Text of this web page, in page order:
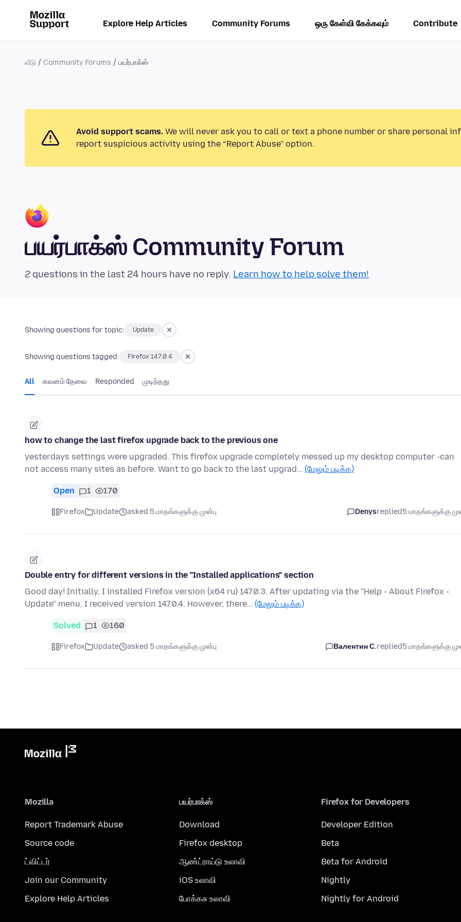
Explore Help Articles Community Forums ஒரு கேள்வி கேக்கவும் Contribute
வீடு Community Forums பயர்பாக்ஸ்
Avoid support scams. We will never ask you to call or text a phone number or share personal
report suspicious activity using the “Report Abuse” option.
பயர்பாக்ஸ் Community Forum
2 questions in the last 24 hours have no reply. Learn how to help solve them!
Showing questions for topic: Update
Showing questions tagged: Firefox 147.0.4
All கவனம் தேவை Responded முடிந்தது
how to change the last firefox upgrade back to the previous one
yesterdays settings were upgraded. This firefox upgrade completely messed up my desktop computer -can
not access many sites as before. Want to go back to the last upgrad… (மேலும் படிக்க)
Open 1 170
Firefox Update asked 5 மாதங்களுக்கு முன்பு Denysreplied5 மாதங்களுக்கு
Double entry for different versions in the "Installed applications" section
Good day! Initially, I installed Firefox version (x64 ru) 147.0.3. After updating via the "Help - About Firefox -
Update" menu, I received version 147.0.4. However, there… (மேலும் படிக்க)
Solved 1 160
Firefox Update asked 5 மாதங்களுக்கு முன்பு Валентин С.replied5 மாதங்களுக்கு
Mozilla
Report Trademark Abuse
Source code
ட்விட்டர்
Join our Community
Explore Help Articles
பயர்பாக்ஸ்
Download
Firefox desktop
ஆண்ட்ராய்டு உலாவி
iOS உலாவி
போக்கசு உலாவி
Firefox for Developers
Developer Edition
Beta
Beta for Android
Nightly
Nightly for Android